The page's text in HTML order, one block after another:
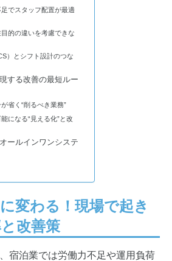
でスタッフ配置が最適
的の違いを考慮できな
）とシフト設計のつな
する改善の最短ルー
省く“削るべき業務”
になる“見える化”と改
ールインワンシステ
変わる！現場で起き
改善策
宿泊業では労働力不足や運用負荷